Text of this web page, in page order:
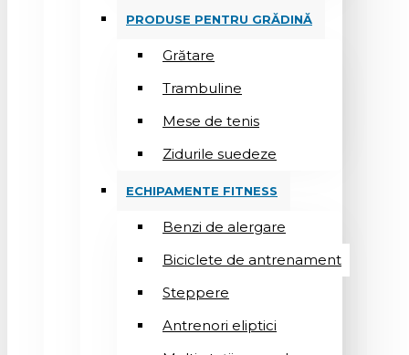
PRODUSE PENTRU GRĂDINĂ
Grătare
Trambuline
Mese de tenis
Zidurile suedeze
ECHIPAMENTE FITNESS
Benzi de alergare
Biciclete de antrenament
Steppere
Antrenori eliptici